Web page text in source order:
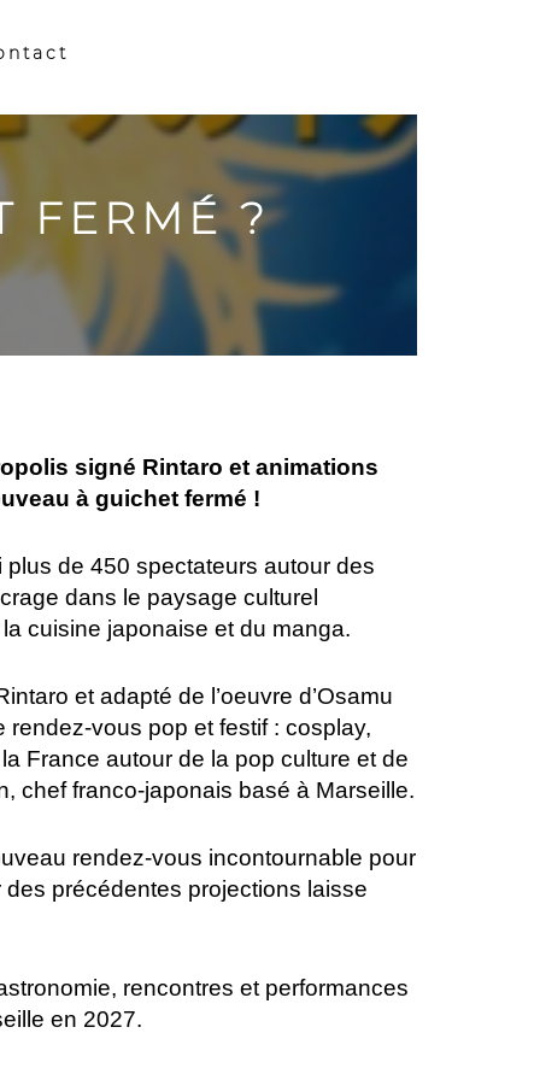
FERMÉ ?
signé Rintaro et animations
à guichet fermé !
de 450 spectateurs autour des
dans le paysage culturel
cuisine japonaise et du manga.
et adapté de l’oeuvre d’Osamu
vous pop et festif : cosplay,
France autour de la pop culture et de
chef franco-japonais basé à Marseille.
rendez-vous incontournable pour
précédentes projections laisse
rencontres et performances
en 2027.